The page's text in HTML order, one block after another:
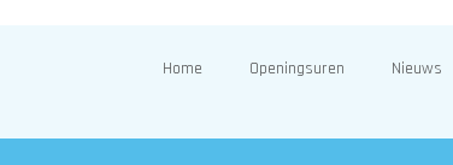
Home Openingsuren Nieuws